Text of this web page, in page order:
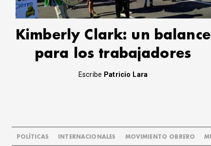
Kimberly Clark: un balance
para los trabajadores
Escribe Patricio Lara
POLÍTICAS INTERNACIONALES MOVIMIENTO OBRERO